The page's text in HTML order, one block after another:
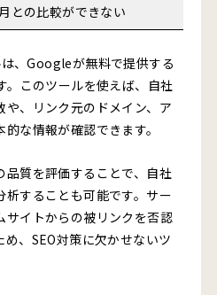
との比較ができない
、Googleが無料で提供する
。このツールを使えば、自社
や、リンク元のドメイン、ア
な情報が確認できます。
品質を評価することで、自社
析することも可能です。サー
サイトからの被リンクを否認
、SEO対策に欠かせないツ